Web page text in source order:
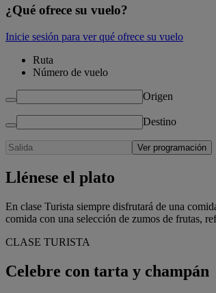
¿Qué ofrece su vuelo?
Inicie sesión para ver qué ofrece su vuelo
Ruta
Número de vuelo
Origen
Destino
Ver programación
Llénese el plato
En clase Turista siempre disfrutará de una
comida con una selección de zumos de frutas,
CLASE TURISTA
Celebre con tarta y champán